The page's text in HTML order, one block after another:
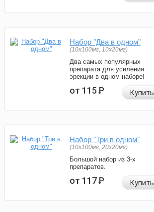
Набор "Два в одном"
(10x100мг, 10x20мг)
Два самых популярных
препарата для усиления
эрекции в одном наборе!
от 115Р Купить
Набор "Три в одном"
(10x100мг, 20x20мг)
Большой набор из 3-х
препаратов.
от 117Р Купить